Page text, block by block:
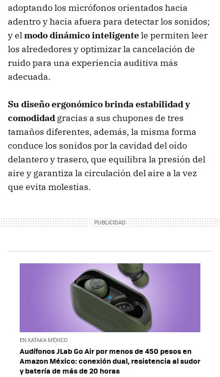
adoptando los micrófonos orientados hacia
adentro y hacia afuera para detectar los sonidos;
y elmodo dinámico inteligentele permiten leer
los alrededores y optimizar la cancelación de
ruido para una experiencia auditiva más
adecuada.
Su diseño ergonómico brinda estabilidad y
comodidad gracias a sus chupones de tres
tamaños diferentes, además, la misma forma
conduce los sonidos por la cavidad del oído
delantero y trasero, que equilibra la presión del
aire y garantiza la circulación del aire a la vez
que evita molestias.
EN XATAKA MÉXICO
Audífonos JLab Go Air por menos de 450 pesos en
Amazon México: conexión dual, resistencia al sudor
y batería de más de 20 horas